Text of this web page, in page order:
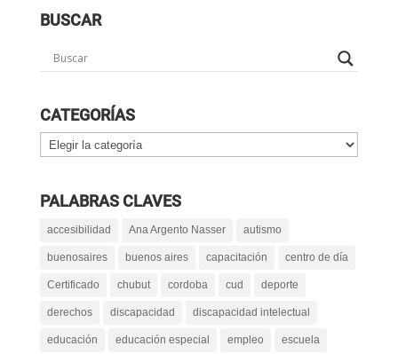
BUSCAR
CATEGORÍAS
Categorías
PALABRAS CLAVES
accesibilidad Ana Argento Nasser autismo
buenosaires buenos aires capacitación centro de día
Certificado chubut cordoba cud deporte
derechos discapacidad discapacidad intelectual
educación educación especial empleo escuela